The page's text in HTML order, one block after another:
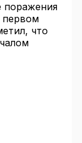
первом
что